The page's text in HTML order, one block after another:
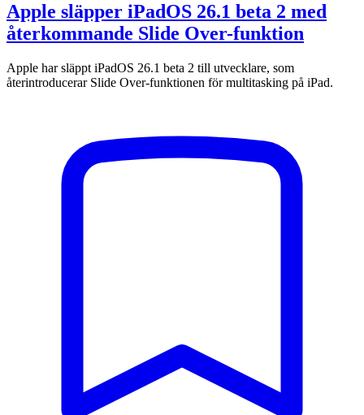
Apple släpper iPadOS 26.1 beta 2 med
återkommande Slide Over-funktion
Apple har släppt iPadOS 26.1 beta 2 till utvecklare, som
återintroducerar Slide Over-funktionen för multitasking på iPad.